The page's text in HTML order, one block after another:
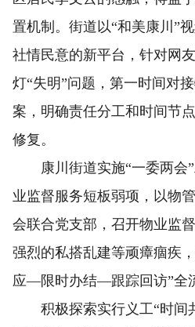
置机制。街道以“和美康川”
社情民意的新平台，针对网
灯“失明”问题，第一时间对
案，明确责任分工和时间节
修复。
康川街道实施“一委两会”
业监督服务短板弱项，以物
会联合党支部，召开物业监
强烈的私搭乱建等顽瘴痼疾
应—限时办结—跟踪回访”全
积极探索实行义工“时间